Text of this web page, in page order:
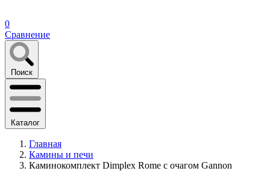
0
Сравнение
Поиск
Каталог
Главная
Камины и печи
Каминокомплект Dimplex Rome с очагом Gannon